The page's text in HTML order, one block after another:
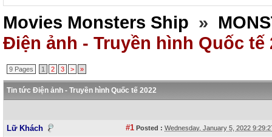
Movies Monsters Ship »
Điện ảnh - Truyền hình Quốc tế
9 Pages 1 2 3 > »
Tin tức Điện ảnh - Truyền hình Quốc tế 2022
Lữ Khách #1 Posted : Wednesday, January 5, 2022